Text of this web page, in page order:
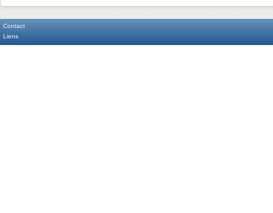
Contact
Liens